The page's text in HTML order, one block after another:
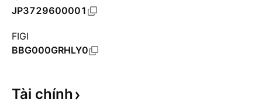
JP3729600001
FIGI
BBG000GRHLY0
Tài chính